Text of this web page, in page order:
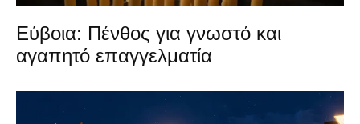
Εύβοια: Πένθος για γνωστό και
αγαπητό επαγγελματία